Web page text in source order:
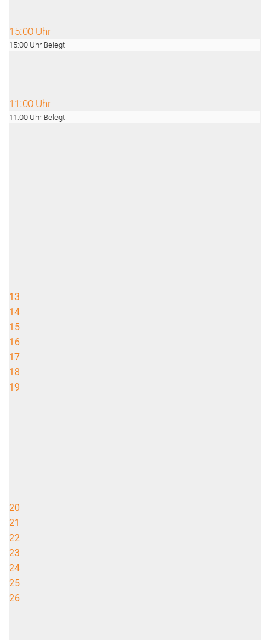
15:00 Uhr
15:00 Uhr Belegt
11:00 Uhr
11:00 Uhr Belegt
13
14
15
16
17
18
19
20
21
22
23
24
25
26